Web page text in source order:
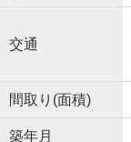
交通
間取り(面積)
築年月